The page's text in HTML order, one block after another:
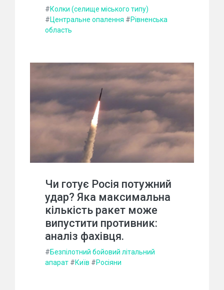
#Колки (селище міського типу)
#Центральне опалення #Рівненська
область
Чи готує Росія потужний
удар? Яка максимальна
кількість ракет може
випустити противник:
аналіз фахівця.
#Безпілотний бойовий літальний
апарат #Київ #Росіяни